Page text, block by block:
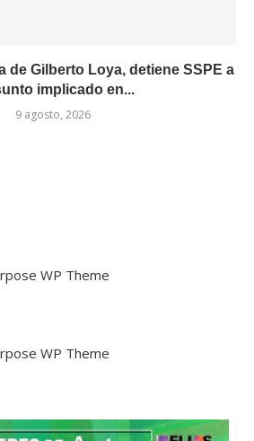
de Gilberto Loya, detiene SSPE a
implicado en...
9 agosto, 2026